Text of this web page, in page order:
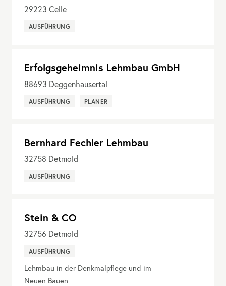
29223 Celle
AUSFÜHRUNG
Erfolgsgeheimnis Lehmbau GmbH
88693 Deggenhausertal
AUSFÜHRUNG PLANER
Bernhard Fechler Lehmbau
32758 Detmold
AUSFÜHRUNG
Stein & CO
32756 Detmold
AUSFÜHRUNG
Lehmbau in der Denkmalpflege und im
Neuen Bauen